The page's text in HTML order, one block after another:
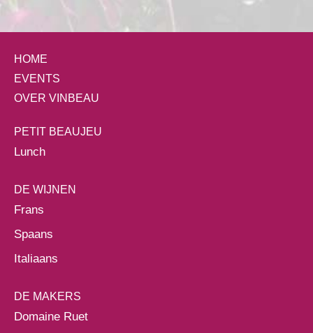
HOME
EVENTS
OVER VINBEAU
PETIT BEAUJEU
Lunch
DE WIJNEN
Frans
Spaans
Italiaans
DE MAKERS
Domaine Ruet